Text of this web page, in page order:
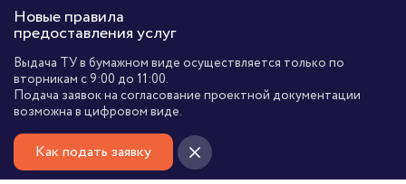
Новые правила
предоставления услуг
Выдача ТУ в бумажном виде осуществляется только по
вторникам с 9:00 до 11:00.
Подача заявок на согласование проектной документации
возможна в цифровом виде.
Как подать заявку